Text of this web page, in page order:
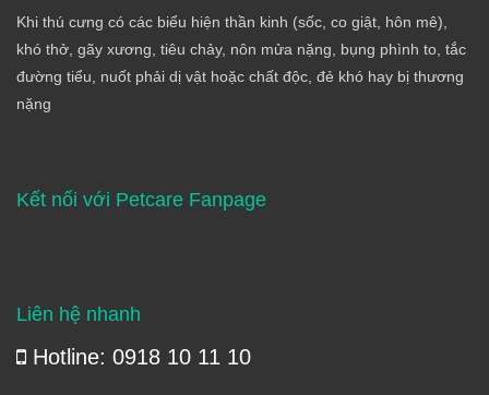
Khi thú cưng có các biểu hiện thần kinh (sốc, co giật, hôn mê),
khó thở, gãy xương, tiêu chảy, nôn mửa nặng, bụng phình to, tắc
đường tiểu, nuốt phải dị vật hoặc chất độc, đẻ khó hay bị thương
nặng
Kết nối với Petcare Fanpage
Liên hệ nhanh
Hotline: 0918 10 11 10